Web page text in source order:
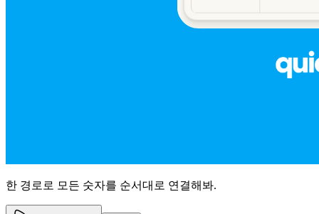
한 경로로 모든 숫자를 순서대로 연결해봐.